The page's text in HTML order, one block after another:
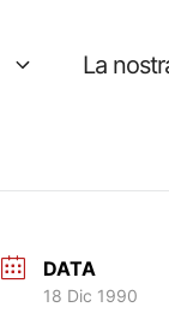
La
DATA
18 Dic 1990